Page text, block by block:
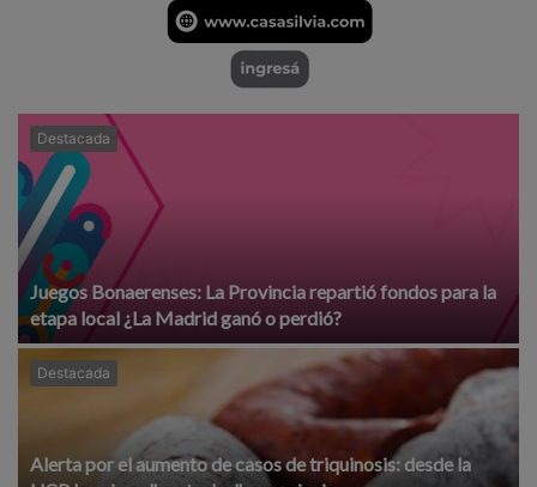
Destacada
Juegos Bonaerenses: La Provincia repartió fondos para la
etapa local ¿La Madrid ganó o perdió?
Destacada
Alerta por el aumento de casos de triquinosis: desde la